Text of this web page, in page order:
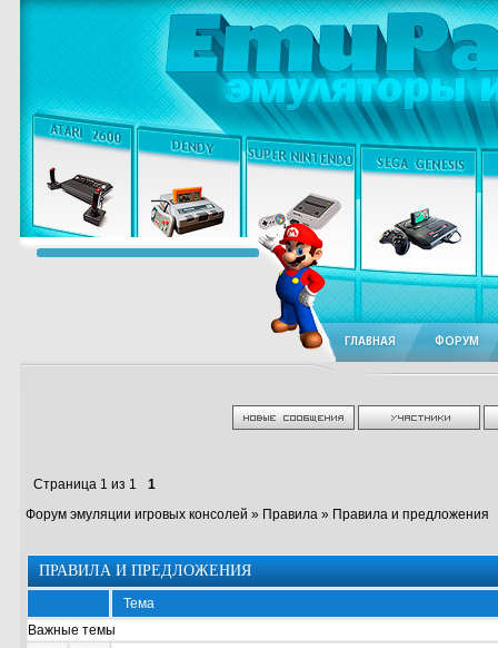
ГЛАВНАЯ ФОРУМ
Страница 1 из 1
1
Форум эмуляции игровых консолей » Правила» Правила и предложения
ПРАВИЛА И ПРЕДЛОЖЕНИЯ
Тема
Важные темы